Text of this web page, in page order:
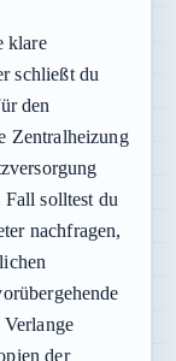
klare
schließt du
den
Zentralheizung
solltest du
nachfragen,
der